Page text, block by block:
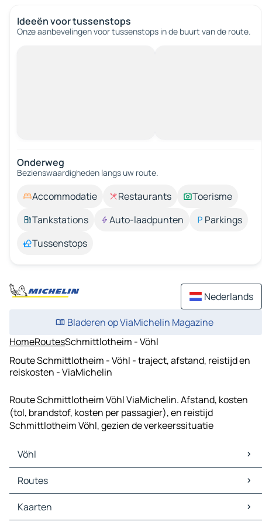
Ideeën voor tussenstops
Onze aanbevelingen voor tussenstops in de buurt van de route.
Onderweg
Bezienswaardigheden langs uw route.
Accommodatie Restaurants
Toerisme
Tankstations
Auto-laadpunten
Parkings
Tussenstops
Nederlands
Bladeren op ViaMichelin Magazine
HomeRoutesSchmittlotheim - Vöhl
Route Schmittlotheim - Vöhl - traject, afstand, reistijd en
reiskosten - ViaMichelin
Route Schmittlotheim Vöhl ViaMichelin. Afstand, kosten
(tol, brandstof, kosten per passagier), en reistijd
Schmittlotheim Vöhl, gezien de verkeerssituatie
Vöhl
Vöhl Kaarten
Vöhl Verkeer
Vöhl Hotels
Vöhl Restaurants
Routes
Routes Vöhl - Korbach
Routes Vöhl - Bad Wildungen
Kaarten